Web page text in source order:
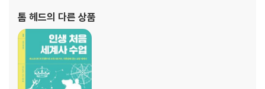
인도 굽타 왕국: 종교와 문학, 체스의 나라 … 131
마야 문명: 중앙아메리카의 지배자 … 134
이슬람교의 탄생: 무함마드와 쿠란 … 138
사산 제국: 페르시아 제국의 마지막 왕조 … 143
서 작가로 꾸준히 글을 쓰며 대중에게
톰 헤드의 다른 상품